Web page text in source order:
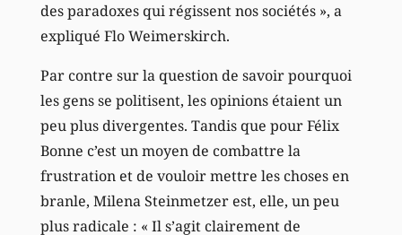
des paradoxes qui régissent nos sociétés », a
expliqué Flo Weimerskirch.
Par contre sur la question de savoir pourquoi
les gens se politisent, les opinions étaient un
peu plus divergentes. Tandis que pour Félix
Bonne c’est un moyen de combattre la
frustration et de vouloir mettre les choses en
branle, Milena Steinmetzer est, elle, un peu
plus radicale : « Il s’agit clairement de